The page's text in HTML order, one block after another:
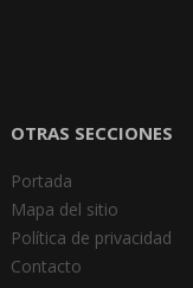
OTRAS SECCIONES
Portada
Mapa del sitio
Política de privacidad
Contacto